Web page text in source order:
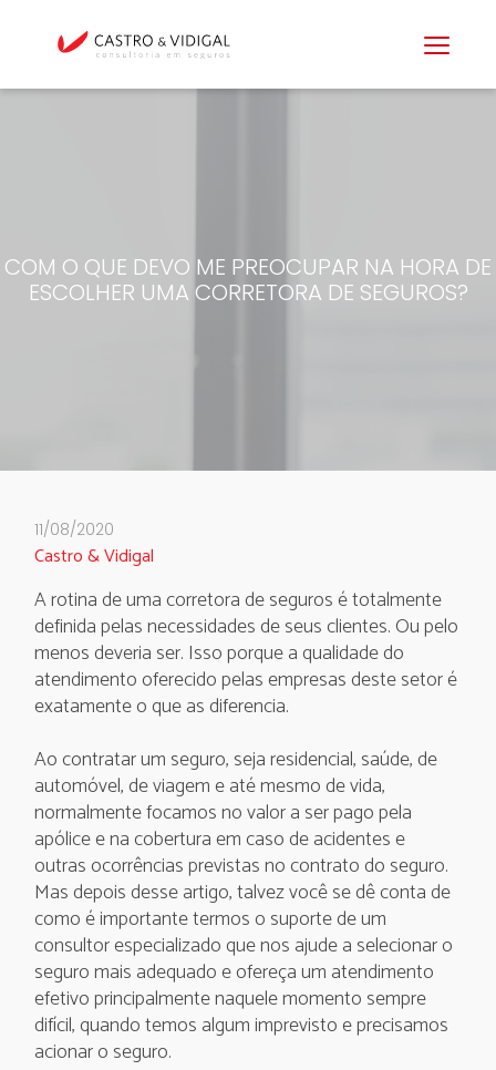
COM O QUE DEVO ME PREOCUPAR NA HORA DE
ESCOLHER UMA CORRETORA DE SEGUROS?
11/08/2020
Castro & Vidigal
A rotina de uma corretora de seguros é totalmente
definida pelas necessidades de seus clientes. Ou pelo
menos deveria ser. Isso porque a qualidade do
atendimento oferecido pelas empresas deste setor é
exatamente o que as diferencia.
Ao contratar um seguro, seja residencial, saúde, de
automóvel, de viagem e até mesmo de vida,
normalmente focamos no valor a ser pago pela
apólice e na cobertura em caso de acidentes e
outras ocorrências previstas no contrato do seguro.
Mas depois desse artigo, talvez você se dê conta de
como é importante termos o suporte de um
consultor especializado que nos ajude a selecionar o
seguro mais adequado e ofereça um atendimento
efetivo principalmente naquele momento sempre
difícil, quando temos algum imprevisto e precisamos
acionar o seguro.